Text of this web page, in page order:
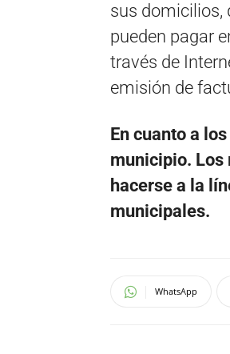
sus domicilios,
pueden pagar
través de
emisión de
En cuanto a
municipio. Los
hacerse a la
municipales.
WhatsApp